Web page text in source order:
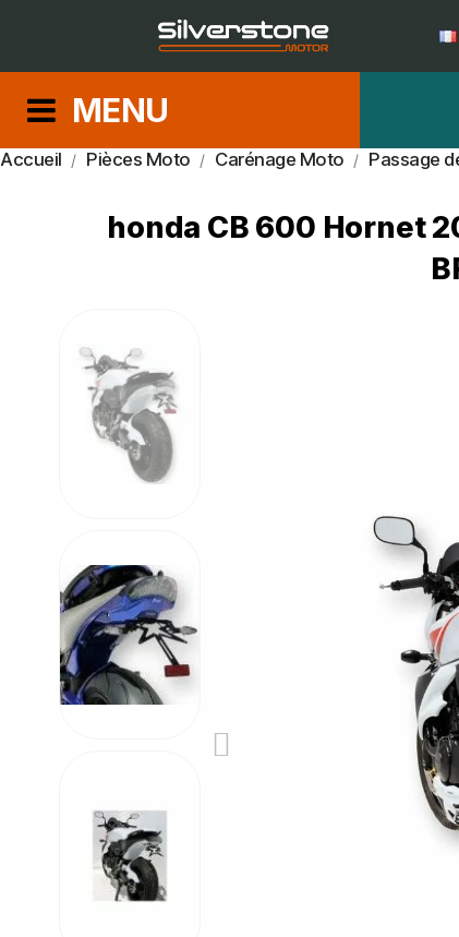
MENU
Accueil Pièces Moto Carénage Moto Passage
honda CB 600 Hornet